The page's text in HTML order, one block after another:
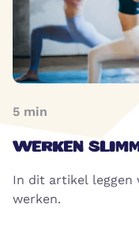
5 min
WERKEN
In dit artikel leggen
werken.